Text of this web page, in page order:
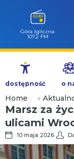
Przejdź
treści
Kudowa Zdrój
88.7 FM
dostępność o
Home »
Marsz za
ulicami
10 maja 2026